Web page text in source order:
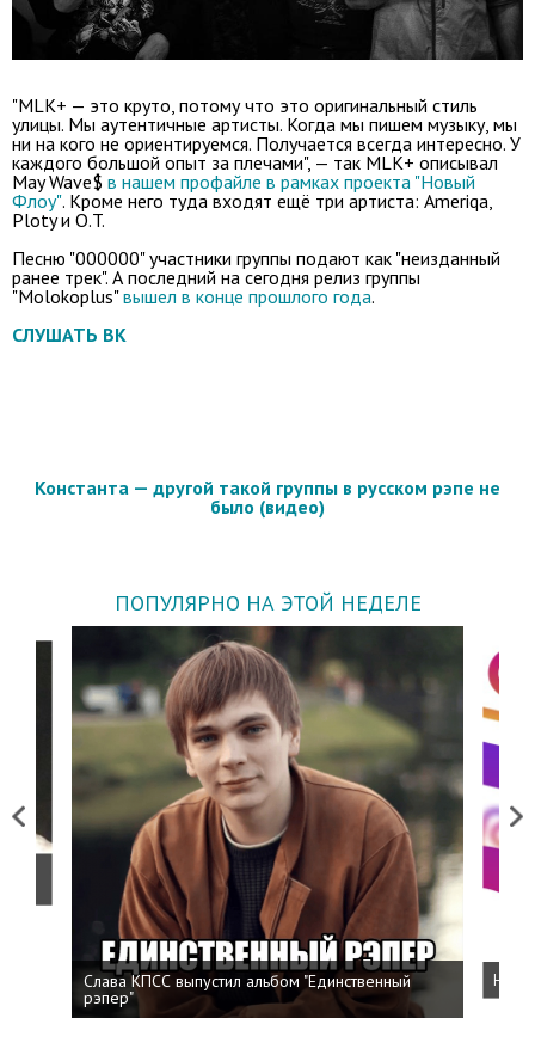
"MLK+ — это круто, потому что это оригинальный стиль
улицы. Мы аутентичные артисты. Когда мы пишем музыку, мы
ни на кого не ориентируемся. Получается всегда интересно. У
каждого большой опыт за плечами", — так MLK+ описывал
May Wave$ в нашем профайле в рамках проекта "Новый
Флоу". Кроме него туда входят ещё три артиста: Ameriqa,
Ploty и O.T.
Песню "000000" участники группы подают как "неизданный
ранее трек". А последний на сегодня релиз группы
"Molokoplus"вышел в конце прошлого года.
СЛУШАТЬ ВК
Константа — другой такой группы в русском рэпе не
было (видео)
ПОПУЛЯРНО НА ЭТОЙ НЕДЕЛЕ
Previous
Слава КПСС выпустил альбом "Единственный
рэпер"
Next